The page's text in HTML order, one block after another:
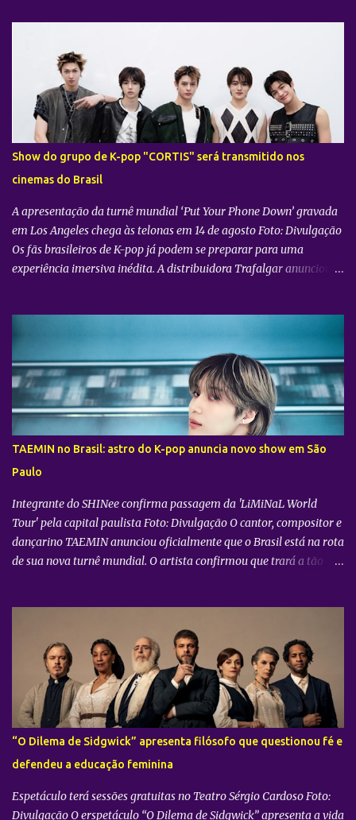
Show do grupo de K-pop "CORTIS" será transmitido nos
cinemas do Brasil
A apresentação da turnê mundial ‘Put Your Phone Down’ gravada
em Los Angeles chega às telonas em 14 de agosto Foto: Divulgação
Os fãs brasileiros de K-pop já podem se preparar para uma
experiência imersiva inédita. A distribuidora Trafalgar anunciou o
realizado diretamente do YouTube Theater , na cidade de Los
Angeles (EUA). O objetivo da ação é proporcionar ao público uma
vivência cinematográfica com som e imagem de alta qualidade,
conectando os fãs de todo o mundo à energia da primeira turnê
mundial do quinteto. Produzido pela gigante do entretenimento
asiático HYBE e distribuído globalmente pela Trafalgar, o evento
promete transportar o fandom — conhecido oficialmente como
COERS — para o centro da apresentação. Como um bônus especial
para as sessões nos cine...
TAEMIN no Brasil: astro do K-pop anuncia novo show em São
Paulo
Integrante do SHINee confirma passagem da 'LiMiNaL World
Tour' pela capital paulista Foto: Divulgação O cantor, compositor e
dançarino TAEMIN anunciou oficialmente que o Brasil está na rota
de sua nova turnê mundial. O artista confirmou que trará a tão
excursão do astro rodará o mundo com apresentações distribuídas
pela Ásia, América do Norte e América do Sul. Além do aguardado
encontro com os fãs brasileiros em São Paulo, a agenda
internacional do artista tem paradas confirmadas em metrópoles
como Seul, San José, Los Angeles, Las Vegas, Grand Prairie,
Chicago, Newark, Monterrey, Cidade do México, Santiago e Lima.
Retorno após sucesso como solista no país Foto: Divulgação A
confirmação do novo espetáculo firma o rápido retorno de
TAEMIN ...
“O Dilema de Sidgwick” apresenta filósofo que questionou fé e
defendeu a educação feminina
Espetáculo terá sessões gratuitas no Teatro Sérgio Cardoso Foto:
Divulgação O erspetáculo “O Dilema de Sidgwick” apresenta a vida